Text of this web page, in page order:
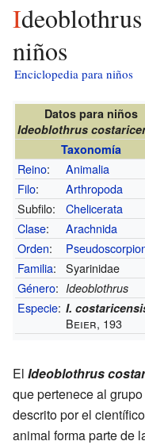
Ideoblothrus costaricensis para
niños
Enciclopedia para niños
Datos para niños
Ideoblothrus
Taxonomía
Reino:
Animalia
Filo:
Arthropoda
Subfilo:
Chelicerata
Clase:
Arachnida
Orden:
Familia:
Syarinidae
Género: Ideoblothrus
Especie: I.
Beier, 193
El Ideoblothrus
que pertenece al
descrito por el
animal forma parte de